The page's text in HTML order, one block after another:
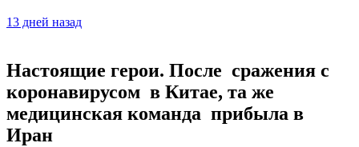
13 дней назад
Настоящие герои. После сражения с
коронавирусом в Китае, та же
медицинская команда прибыла в
Иран